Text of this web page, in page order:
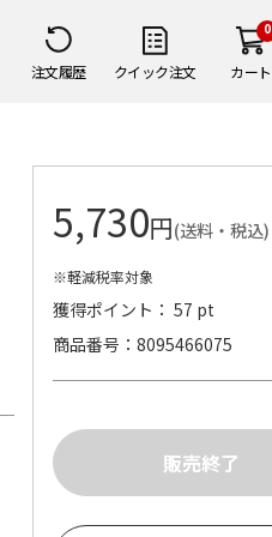
注文履歴 クイック注文
0
カート
5,730円(送料・税込)
※軽減税率対象
獲得ポイント： 57 pt
商品番号
8095466075